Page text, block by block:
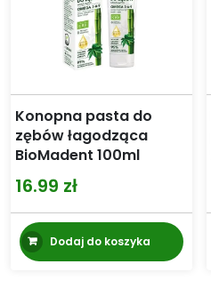
Konopna pasta do
zębów łagodząca
BioMadent 100ml
16.99 zł
Dodaj do koszyka